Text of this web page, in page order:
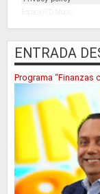
EspacioRD Music
ENTRADA
Programa “Finanzas